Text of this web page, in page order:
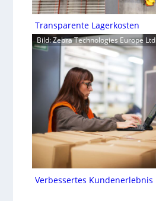
Transparente Lagerkosten
Bild: Zebra Technologies Europe Ltd
Verbessertes Kundenerlebnis